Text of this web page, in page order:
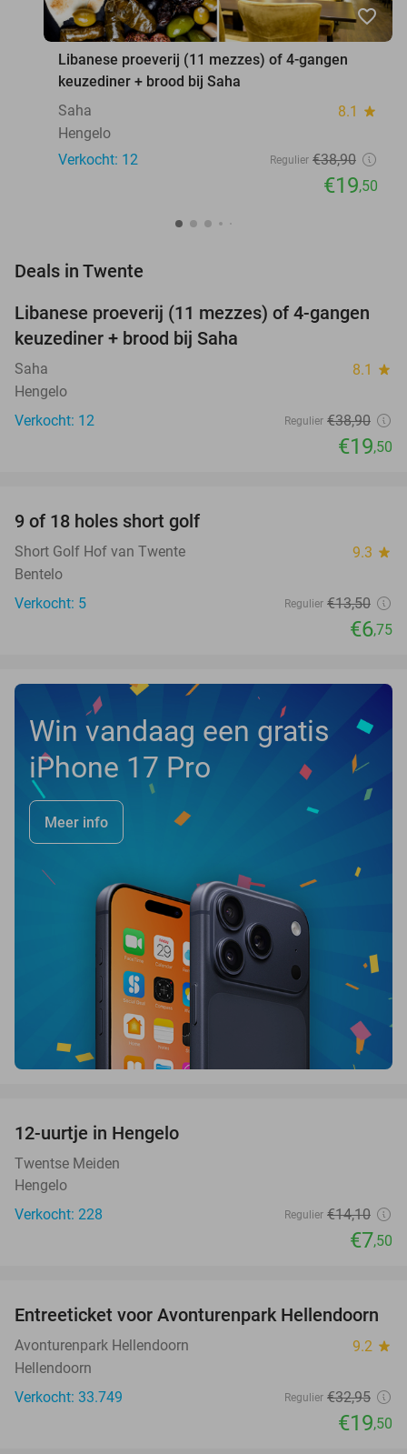
favorite_border
Libanese proeverij (11 mezzes) of 4-gangen
keuzediner + brood bij Saha
Saha
8.1 star
Hengelo
Verkocht: 12
Regulier €38,90
€19,50
Deals in Twente
50%
TODAY
Libanese proeverij (11 mezzes) of 4-gangen
keuzediner + brood bij Saha
Saha 8.1 star
Hengelo
Verkocht: 12
Regulier €38,90
€19,50
TODAY
9 of 18 holes short golf
Short Golf Hof van Twente 9.3 star
Bentelo
Verkocht: 5
Regulier €13,50
€6,75
Win vandaag een gratis
iPhone 17 Pro
Meer info
12-uurtje in Hengelo
Twentse Meiden
Hengelo
Verkocht: 228
Regulier €14,10
€7,50
41%
Entreeticket voor Avonturenpark Hellendoorn
Avonturenpark Hellendoorn 9.2 star
Hellendoorn
Verkocht: 33.749
Regulier €32,95
€19,50